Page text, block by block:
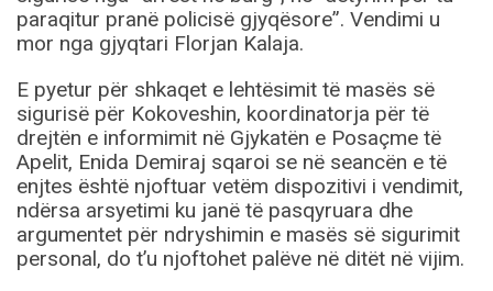
paraqitur pranë policisë gjyqësore”. Vendimi u
mor nga gjyqtari Florjan Kalaja.
E pyetur për shkaqet e lehtësimit të masës së
sigurisë për Kokoveshin, koordinatorja për të
drejtën e informimit në Gjykatën e Posaçme të
Apelit, Enida Demiraj sqaroi se në seancën e të
enjtes është njoftuar vetëm dispozitivi i vendimit,
ndërsa arsyetimi ku janë të pasqyruara dhe
argumentet për ndryshimin e masës së sigurimit
personal, do t’u njoftohet palëve në ditët në vijim.